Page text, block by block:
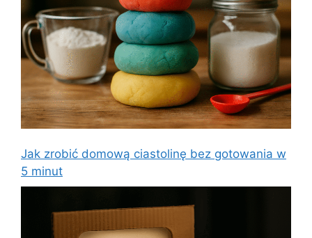
Jak zrobić domową ciastolinę bez gotowania w
5 minut